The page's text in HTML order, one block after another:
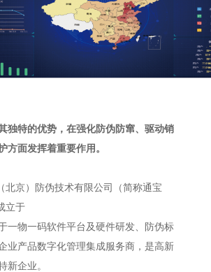
独特的优势，在强化防伪防窜、驱动销
方面发挥着重要作用。
北京）防伪技术有限公司（简称通宝
立于
一物一码软件平台及硬件研发、防伪标
业产品数字化管理集成服务商，是高新
新企业。